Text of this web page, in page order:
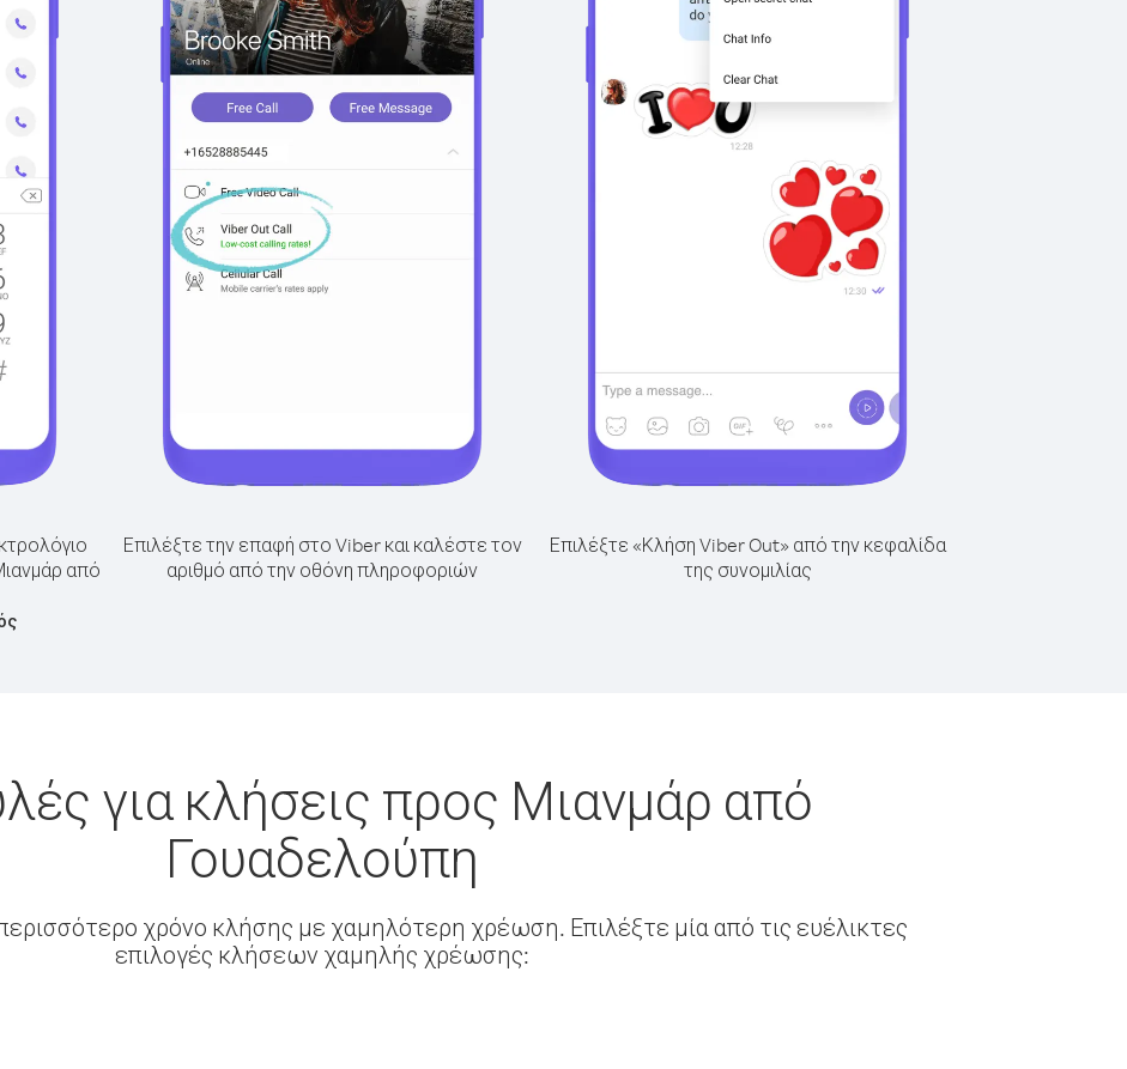
από
Επιλέξτε την επαφή στο Viber και καλέστε τον
αριθμό από την οθόνη πληροφοριών
Επιλέξτε «Κλήση Viber Out» από την κεφαλίδα
της συνομιλίας
για κλήσεις προς Μιανμάρ από
Γουαδελούπη
χρόνο κλήσης με χαμηλότερη χρέωση. Επιλέξτε μία από τις ευέλικτες
επιλογές κλήσεων χαμηλής χρέωσης: